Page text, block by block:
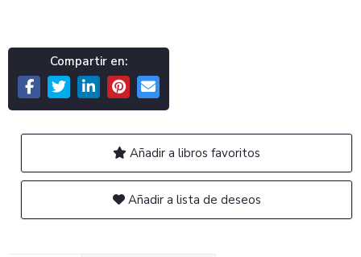
Compartir en:
Añadir a libros favoritos
Añadir a lista de deseos